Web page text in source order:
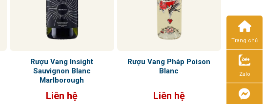
Rượu Vang Insight
Sauvignon Blanc
Marlborough
Liên hệ
Rượu Vang Pháp Poison
Blanc
Liên hệ
Trang chủ
Zalo